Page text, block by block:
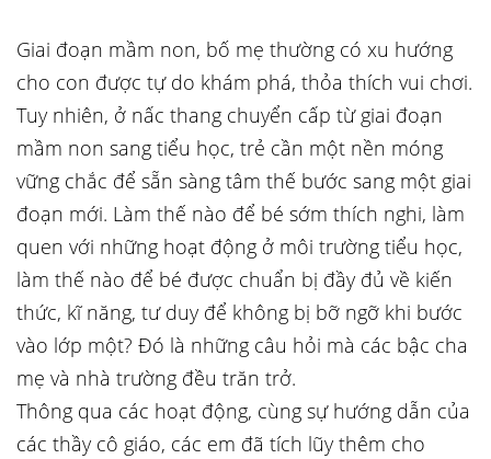
Giai đoạn mầm non, bố mẹ thường có xu hướng
cho con được tự do khám phá, thỏa thích vui chơi.
Tuy nhiên, ở nấc thang chuyển cấp từ giai đoạn
mầm non sang tiểu học, trẻ cần một nền móng
vững chắc để sẵn sàng tâm thế bước sang một giai
đoạn mới. Làm thế nào để bé sớm thích nghi, làm
quen với những hoạt động ở môi trường tiểu học,
làm thế nào để bé được chuẩn bị đầy đủ về kiến
thức, kĩ năng, tư duy để không bị bỡ ngỡ khi bước
vào lớp một? Đó là những câu hỏi mà các bậc cha
mẹ và nhà trường đều trăn trở.
Thông qua các hoạt động, cùng sự hướng dẫn của
các thầy cô giáo, các em đã tích lũy thêm cho